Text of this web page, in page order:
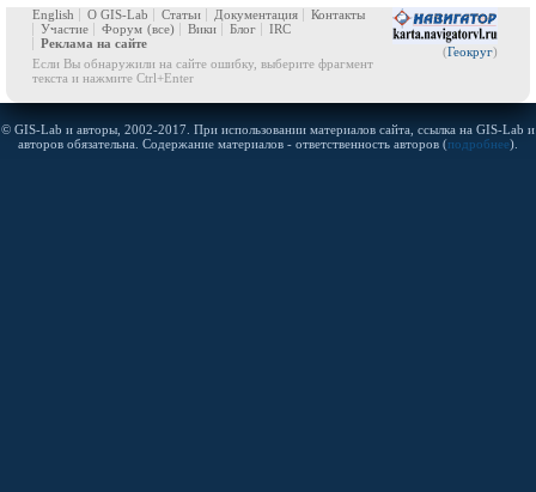
(Геокруг)
English О GIS-Lab Статьи Документация
Контакты
Участие
Форум (все) Вики Блог
IRC
Реклама на сайте
Если Вы обнаружили на сайте ошибку, выберите фрагмент
текста и нажмите Ctrl+Enter
© GIS-Lab и авторы, 2002-2017. При использовании материалов сайта, ссылка на GIS-Lab и
авторов обязательна. Содержание материалов - ответственность авторов (подробнее).